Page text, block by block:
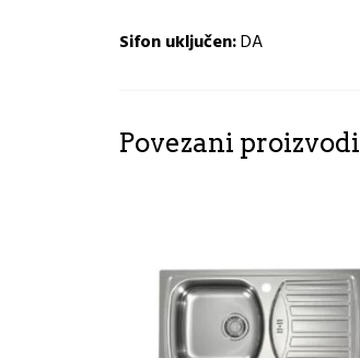
Sifon uključen:DA
Povezani proizvodi